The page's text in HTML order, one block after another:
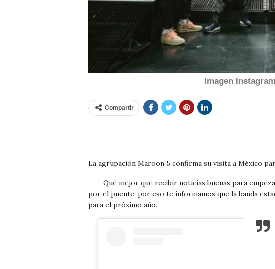
Imagen
Compartir
La agrupación Maroon 5 confirma su visita a México
Qué mejor que recibir noticias buenas para
por el puente, por eso te informamos que la banda
para el próximo año.